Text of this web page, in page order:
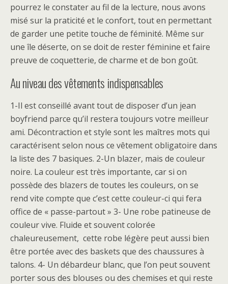
pourrez le constater au fil de la lecture, nous avons
misé sur la praticité et le confort, tout en permettant
de garder une petite touche de féminité. Même sur
une île déserte, on se doit de rester féminine et faire
preuve de coquetterie, de charme et de bon goût.
Au niveau des vêtements indispensables
1-Il est conseillé avant tout de disposer d’un jean
boyfriend parce qu’il restera toujours votre meilleur
ami. Décontraction et style sont les maîtres mots qui
caractérisent selon nous ce vêtement obligatoire dans
la liste des 7 basiques. 2-Un blazer, mais de couleur
noire. La couleur est très importante, car si on
possède des blazers de toutes les couleurs, on se
rend vite compte que c’est cette couleur-ci qui fera
office de « passe-partout » 3- Une robe patineuse de
couleur vive. Fluide et souvent colorée
chaleureusement, cette robe légère peut aussi bien
être portée avec des baskets que des chaussures à
talons. 4- Un débardeur blanc, que l’on peut souvent
porter sous des blouses ou des chemises et qui reste